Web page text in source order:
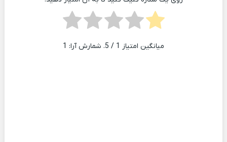
میانگین امتیاز 1 / 5. شمارش آرا: 1